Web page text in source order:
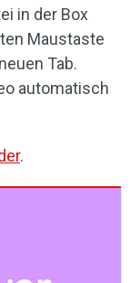
in der Box
Maustaste
Tab.
automatisch
.